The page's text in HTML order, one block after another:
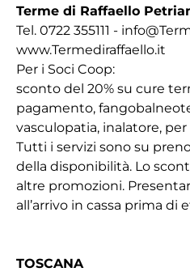
Terme di Raffaello
Tel. 0722 355111 -
www.Termediraffaello.it
Per i Soci Coop:
sconto del 20% su cure
pagamento,
vasculopatia, inalatore,
Tutti i servizi sono su
della disponibilità. Lo
altre promozioni.
all’arrivo in cassa prima
TOSCANA